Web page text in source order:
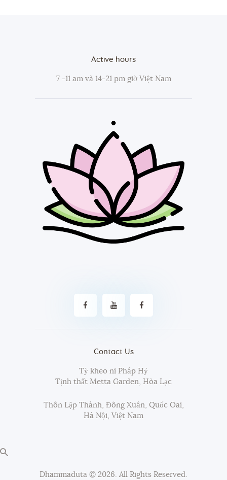
Active hours
7 -11 am và 14-21 pm giờ Việt Nam
Contact Us
Tỳ kheo ni Pháp Hỷ
Tịnh thất Metta Garden, Hòa Lạc
Thôn Lập Thành, Đông Xuân, Quốc Oai,
Hà Nội, Việt Nam
Dhammaduta © 2026. All Rights Reserved.